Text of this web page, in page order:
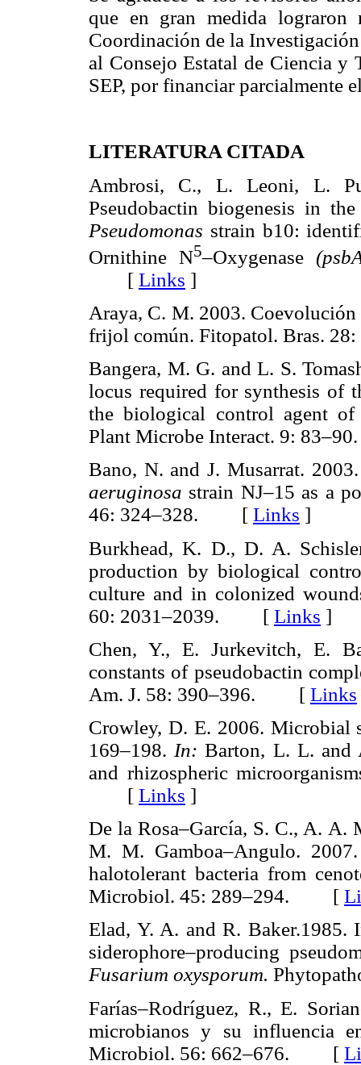
que en gran medida
Coordinación de la
al Consejo Estatal de Ciencia y
SEP, por financiar parcialmente
LITERATURA CITADA
Ambrosi, C., L. Leoni, L.
Pseudobactin biogenesis in
Pseudomonas strain b10:
Ornithine N5–Oxygenase
[ Links ]
Araya, C. M. 2003. Coevolución
frijol común. Fitopatol. Bras.
Bangera, M. G. and L. S.
locus required for synthesis of
the biological control agent
Plant Microbe Interact. 9:
Bano, N. and J. Musarrat.
aeruginosa strain NJ–15 as a
46: 324–328. [ Links ]
Burkhead, K. D., D. A.
production by biological
culture and in colonized
60: 2031–2039. [ Links ]
Chen, Y., E. Jurkevitch, E.
constants of pseudobactin
Am. J. 58: 390–396. [ Links
Crowley, D. E. 2006. Microbial
169–198. In: Barton, L. L. and
and rhizospheric
[ Links ]
De la Rosa–García, S. C., A. A.
M. M. Gamboa–Angulo.
halotolerant bacteria from
Microbiol. 45: 289–294. [
Elad, Y. A. and R. Baker.1985.
siderophore–producing
Fusarium oxysporum.
Farías–Rodríguez, R., E.
microbianos y su influencia
Microbiol. 56: 662–676. [